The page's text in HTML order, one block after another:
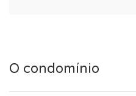
O condomínio